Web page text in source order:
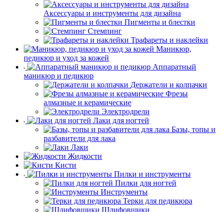
Аксессуары и инструменты для дизайна
Пигменты и блестки
Стемпинг
Трафареты и наклейки
Маникюр,
педикюр и уход за кожей
Аппаратный
маникюр и педикюр
Держатели и колпачки
Фрезы
алмазные и керамические
Электродрели
Лаки для ногтей
Базы, топы и
разбавители для лака
Лаки
Жидкости
Кисти
Пилки и инструменты
Пилки для ногтей
Инструменты
Терки для педикюра
Шлифовщики